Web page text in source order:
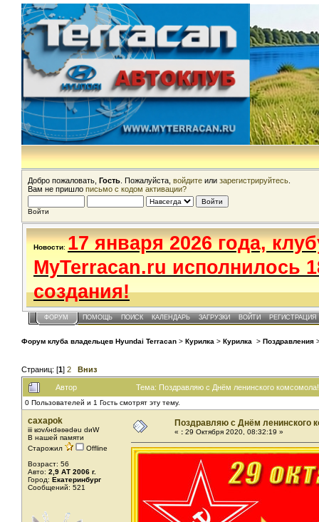
Добро пожаловать, Гость . Пожалуйста, войдите или зарегистрируйтесь
Вам не пришло письмо с кодом активации?
Войти
Новости: 17 января 2026 года,
MyTerracan.ru исполнилось
создания!
ФОРУМ ПОМОЩЬ ПОИСК КАЛЕНДАРЬ ЗАГРУЗКИ ВОЙТИ РЕГИСТРАЦИЯ
Форум клуба владельцев Hyundai Terracan > Курилка > Курилка > Поздравления
Страниц: [1] 2 Вниз
Автор Тема: Поздравляю с Днём ленинского
0 Пользователей и 1 Гость смотрят эту тему.
caxapok
iii ʁɔvʎнdǝʚǝdǝu dиW
В нашей памяти
Старожил
Offline
Возраст: 56
Авто: 2,9 АТ 2006 г.
Город: Екатеринбург
Сообщений: 521
Поздравляю с Днём ленинского
« : 29 Октября 2020, 08:32:19 »